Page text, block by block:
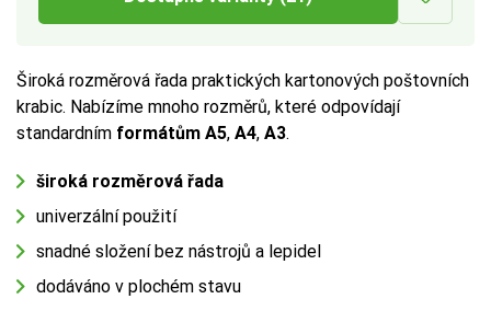
Široká rozměrová řada praktických kartonových poštovních
krabic. Nabízíme mnoho rozměrů, které odpovídají
standardním formátům A5, A4, A3.
široká rozměrová řada
univerzální použití
snadné složení bez nástrojů a lepidel
dodáváno v plochém stavu